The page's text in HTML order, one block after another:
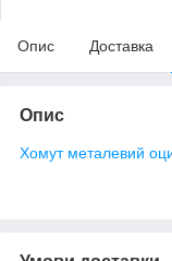
Опис Доставка
Опис
Хомут металевий